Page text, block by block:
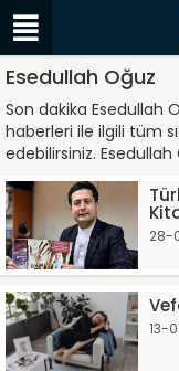
Esedullah Oğuz
Son dakika Esedullah
haberleri ile ilgili tüm
edebilirsiniz.
28-
13-